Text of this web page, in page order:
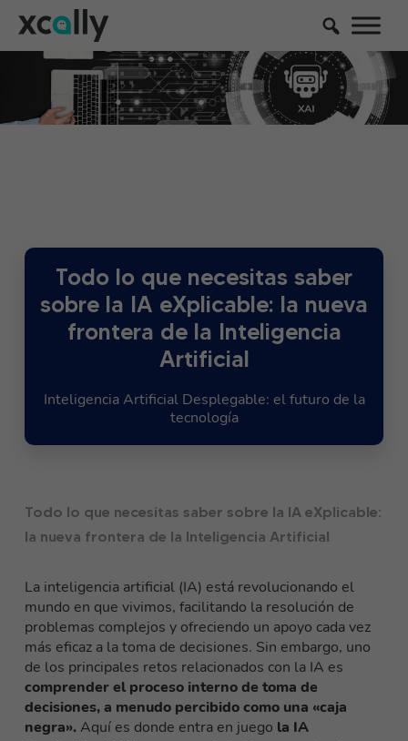
Todo lo que necesitas saber
sobre la IA eXplicable: la nueva
frontera de la Inteligencia
Artificial
Inteligencia Artificial Desplegable: el futuro de la
tecnología
Todo lo que necesitas saber sobre la IA eXplicable:
la nueva frontera de la Inteligencia Artificial
La inteligencia artificial (IA) está revolucionando el
mundo en que vivimos, facilitando la resolución de
problemas complejos y ofreciendo un apoyo cada vez
más eficaz a la toma de decisiones. Sin embargo, uno
de los principales retos relacionados con la IA es
comprender el proceso interno de toma de
decisiones, a menudo percibido como una «caja
negra».Aquí es donde entra en juego la IA